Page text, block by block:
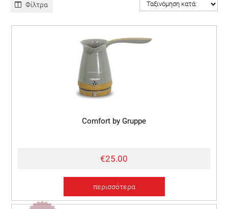
Φίλτρα
Comfort by Gruppe
€25.00
περισσότερα